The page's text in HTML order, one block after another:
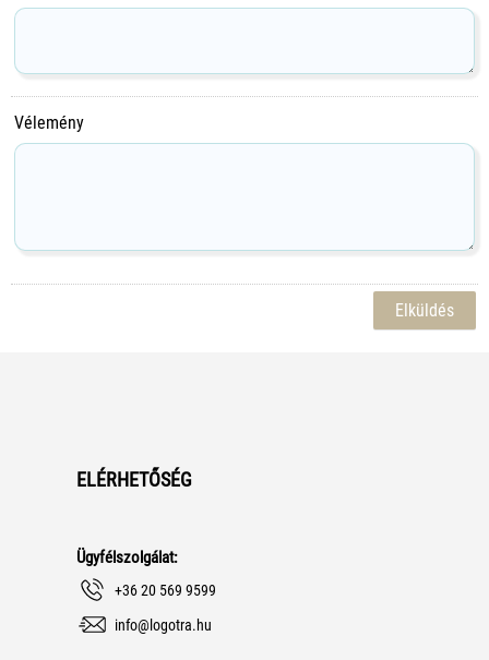
Vélemény
ELÉRHETŐSÉG
Ügyfélszolgálat:
+36 20 569 9599
info@logotra.hu